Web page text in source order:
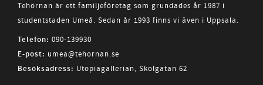
Tehörnan är ett familjeföretag som grundades år 1987 i
studentstaden Umeå. Sedan år 1993 finns vi även i Uppsala.
Telefon: 090-139930
E-post: umea@tehornan.se
Besöksadress: Utopiagallerian, Skolgatan 62